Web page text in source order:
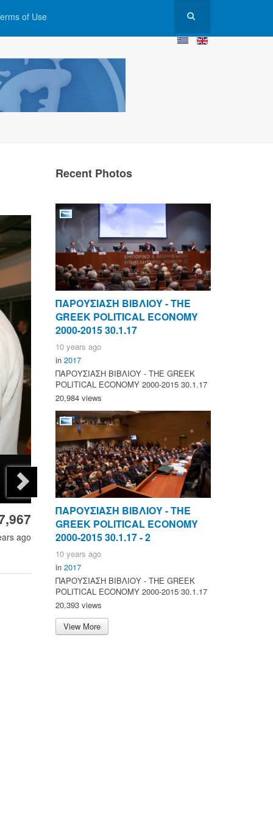
of Use
ago
Recent Photos
ΠΑΡΟΥΣΙΑΣΗ ΒΙΒΛΙΟΥ - ΤΗΕ
GREEK POLITICAL ECONOMY
2000-2015 30.1.17
10 years ago
in 2017
ΠΑΡΟΥΣΙΑΣΗ ΒΙΒΛΙΟΥ - ΤΗΕ GREEK
POLITICAL ECONOMY 2000-2015 30.1.17
20,984 views
ΠΑΡΟΥΣΙΑΣΗ ΒΙΒΛΙΟΥ - ΤΗΕ
GREEK POLITICAL ECONOMY
2000-2015 30.1.17 - 2
10 years ago
in 2017
ΠΑΡΟΥΣΙΑΣΗ ΒΙΒΛΙΟΥ - ΤΗΕ GREEK
POLITICAL ECONOMY 2000-2015 30.1.17
20,393 views
View More